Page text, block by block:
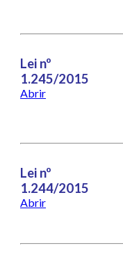
Lei nº
1.245/2015
Abrir
Lei nº
1.244/2015
Abrir